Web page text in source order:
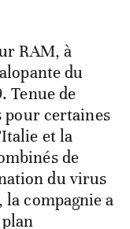
RAM, à
du
Tenue de
pour certaines
et la
de
du virus
la compagnie a